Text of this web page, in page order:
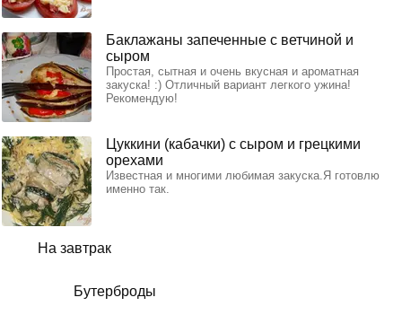
На завтрак
Бутерброды
Баклажаны запеченные с ветчиной и
сыром
Простая, сытная и очень вкусная и ароматная
закуска! :) Отличный вариант легкого ужина!
Рекомендую!
Цуккини (кабачки) с сыром и грецкими
орехами
Известная и многими любимая закуска.Я готовлю
именно так.